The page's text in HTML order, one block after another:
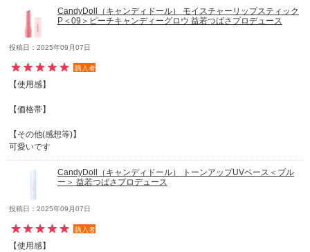
CandyDoll（キャンディドール） モイスチャーリップスティック
P＜09＞ピーチキャンディーグロウ 益若つばさプロデュース
投稿日：2025年09月07日
購入者
【使用感】
【価格帯】
【その他(感想等)】
可愛いです
CandyDoll（キャンディドール） トーンアップUVベース＜ブル
ー＞ 益若つばさプロデュース
投稿日：2025年09月07日
購入者
【使用感】